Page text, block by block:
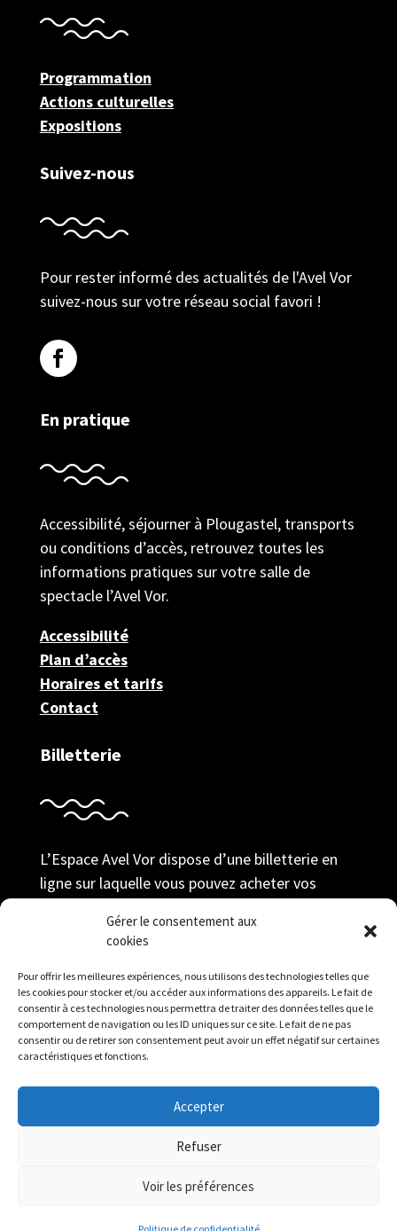
Gérer le consentement aux
cookies
Pour offrir les meilleures expériences, nous utilisons des technologies telles que
les cookies pour stocker et/ou accéder aux informations des appareils. Le fait de
consentir à ces technologies nous permettra de traiter des données telles que le
comportement de navigation ou les ID uniques sur ce site. Le fait de ne pas
consentir ou de retirer son consentement peut avoir un effet négatif sur certaines
caractéristiques et fonctions.
Accepter
Refuser
Voir les préférences
Programmation
Actions culturelles
Expositions
Suivez-nous
Pour rester informé des actualités de l'Avel Vor
suivez-nous sur votre réseau social favori !
En pratique
Accessibilité, séjourner à Plougastel, transports
ou conditions d’accès, retrouvez toutes les
informations pratiques sur votre salle de
spectacle l’Avel Vor.
Accessibilité
Plan d’accès
Horaires et tarifs
Contact
Billetterie
L’Espace Avel Vor dispose d’une billetterie en
ligne sur laquelle vous pouvez acheter vos
adhésion et gérer votre compte durant toute la
Réserver
Politique de confidentialité